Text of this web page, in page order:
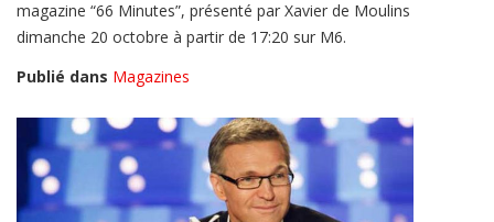
magazine “66 Minutes”, présenté par Xavier de Moulins
dimanche 20 octobre à partir de 17:20 sur M6.
Publié dans Magazines